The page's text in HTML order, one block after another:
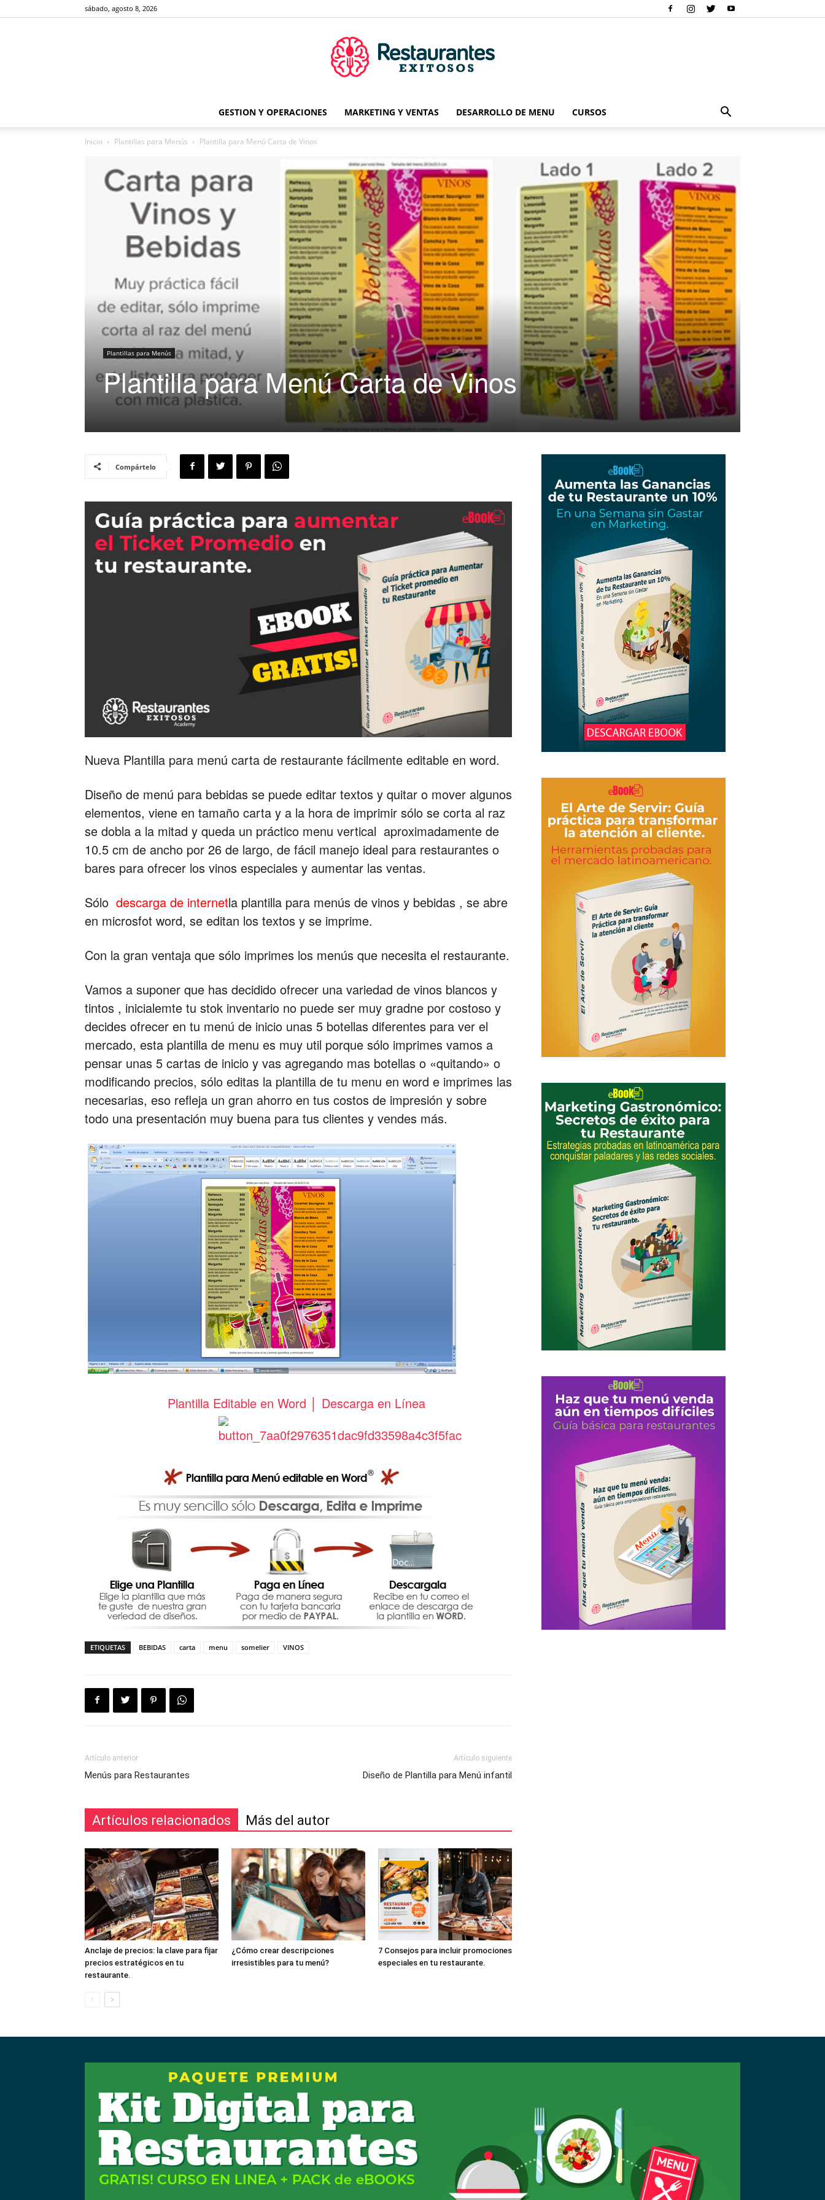
sábado, agosto 8, 2026
Restaurantes
Exitosos
|
Capacitación
Restaurantes
|
Menus
de
Restaurantes
Marketing
para
Restaurantes
GESTION Y OPERACIONES MARKETING Y VENTAS DESARROLLO DE MENU CURSOS
Inicio Plantillas para Menús Plantilla para Menú Carta de Vinos
Plantillas para Menús
Plantilla para Menú Carta de Vinos
Compártelo
Nueva Plantilla para menú carta de restaurante fácilmente editable en word.
Diseño de menú para bebidas se puede editar textos y quitar o mover algunos
elementos, viene en tamaño carta y a la hora de imprimir sólo se corta al raz
se dobla a la mitad y queda un práctico menu vertical aproximadamente de
10.5 cm de ancho por 26 de largo, de fácil manejo ideal para restaurantes o
bares para ofrecer los vinos especiales y aumentar las ventas.
Sólo descarga de internetla plantilla para menús de vinos y bebidas , se abre
en microsfot word, se editan los textos y se imprime.
Con la gran ventaja que sólo imprimes los menús que necesita el restaurante.
Vamos a suponer que has decidido ofrecer una variedad de vinos blancos y
tintos , inicialemte tu stok inventario no puede ser muy gradne por costoso y
decides ofrecer en tu menú de inicio unas 5 botellas diferentes para ver el
mercado, esta plantilla de menu es muy util porque sólo imprimes vamos a
pensar unas 5 cartas de inicio y vas agregando mas botellas o «quitando» o
modificando precios, sólo editas la plantilla de tu menu en word e imprimes las
necesarias, eso refleja un gran ahorro en tus costos de impresión y sobre
todo una presentación muy buena para tus clientes y vendes más.
Plantilla Editable en Word │ Descarga en Línea
ETIQUETAS BEBIDAS carta menu somelier VINOS
Artículo anterior
Menús para Restaurantes
Artículo siguiente
Diseño de Plantilla para Menú infantil
Artículos relacionados Más del autor
Anclaje de precios: la clave para fijar
precios estratégicos en tu
restaurante.
¿Cómo crear descripciones
irresistibles para tu menú?
7 Consejos para incluir promociones
especiales en tu restaurante.